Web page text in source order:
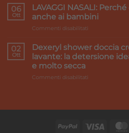
i
rimedi
Healthcare:
we
make
06
Ott
LAVAGGI NASALI:
anche ai bambini
Commenti disabilitati
NASALI:
Perché
è
02
Ott
Dexeryl shower doccia
lavante: la detersione
e molto secca
Commenti disabilitati
crema
dexeryl